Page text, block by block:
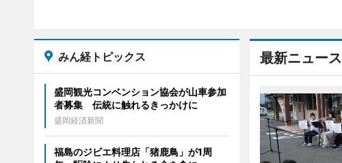
最新ニュース
みん経トピックス
盛岡観光コンベンション協会が山車参加
者募集 伝統に触れるきっかけに
盛岡経済新聞
福島のジビエ料理店「猪鹿鳥」が1周